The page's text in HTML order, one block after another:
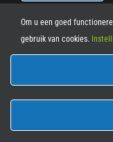
© 2012 - 2026•
Om u een goed
gebruik van cookies.